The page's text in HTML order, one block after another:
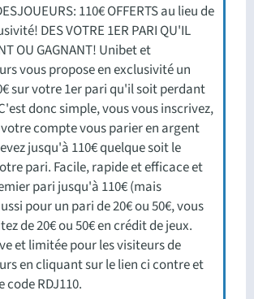
110€ OFFERTS au lieu de
DES VOTRE 1ER PARI QU'IL
OU GAGNANT! Unibet et
vous propose en exclusivité un
sur votre 1er pari qu'il soit perdant
donc simple, vous vous inscrivez,
compte vous parier en argent
jusqu'à 110€ quelque soit le
pari. Facile, rapide et efficace et
pari jusqu'à 110€ (mais
pour un pari de 20€ ou 50€, vous
de 20€ ou 50€ en crédit de jeux.
et limitée pour les visiteurs de
en cliquant sur le lien ci contre et
RDJ110.